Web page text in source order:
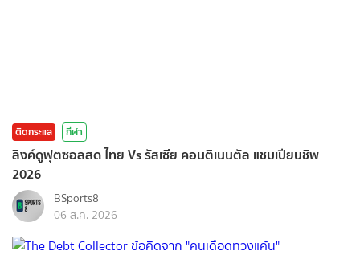
ติดกระแส กีฬา
ลิงค์ดูฟุตซอลสด ไทย Vs รัสเซีย คอนติเนนตัล แชมเปียนชิพ
2026
BSports8
06 ส.ค. 2026